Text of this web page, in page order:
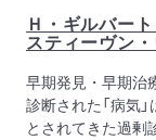
Ｈ・ギルバー
スティーヴン
早期発見・早期
診断された「病気
とされてきた過剰